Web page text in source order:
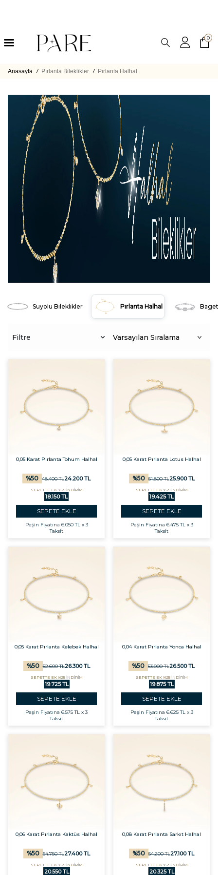
0
Anasayfa / Pırlanta Bileklikler / Pırlanta Halhal
Pırlanta Halhal
Suyolu Bileklikler Pırlanta Halhal
Filtre
0,05 Karat Pırlanta Tohum Halhal
%50 48.400TL24.200TL
SEPETTE EK %25 İNDİRİM
18.150 TL
SEPETE EKLE
Peşin Fiyatına 6.050 TL x 3
Taksit
0,05 Karat Pırlanta Lotus Halhal
%50 51.800TL25.900TL
SEPETTE EK %25 İNDİRİM
19.425 TL
SEPETE EKLE
Peşin Fiyatına 6.475 TL x 3
Taksit
0,05 Karat Pırlanta Kelebek Halhal
%50 52.600TL26.300TL
SEPETTE EK %25 İNDİRİM
19.725 TL
SEPETE EKLE
Peşin Fiyatına 6.575 TL x 3
Taksit
0,04 Karat Pırlanta Yonca Halhal
%50 53.000TL26.500TL
SEPETTE EK %25 İNDİRİM
19.875 TL
SEPETE EKLE
Peşin Fiyatına 6.625 TL x 3
Taksit
0,06 Karat Pırlanta Kaktüs Halhal
%50 54.750TL27.400TL
SEPETTE EK %25 İNDİRİM
20.550 TL
0,08 Karat Pırlanta Sarkıt Halhal
%50 54.200TL27.100TL
SEPETTE EK %25 İNDİRİM
20.325 TL